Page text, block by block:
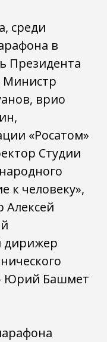
среди
в
Президента
Министр
врио
«Росатом»
Студии
к человеку»,
Алексей
дирижер
Юрий Башмет